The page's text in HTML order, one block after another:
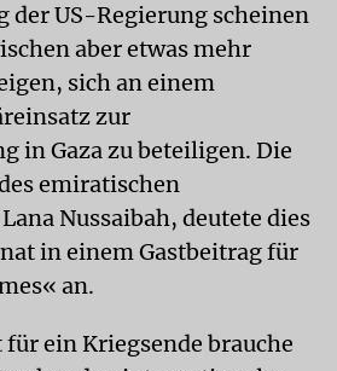
der US-Regierung scheinen
aber etwas mehr
sich an einem
zur
in Gaza zu beteiligen. Die
emiratischen
Nussaibah, deutete dies
in einem Gastbeitrag für
an.
ein Kriegsende brauche